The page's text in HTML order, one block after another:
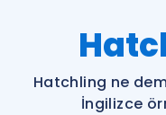
Hatchling ne
İngilizce